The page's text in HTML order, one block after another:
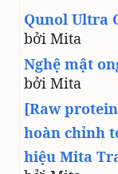
Qunol Ultra
bởi Mita
Nghệ mật
bởi Mita
[Raw
hoàn chỉnh
hiệu Mita